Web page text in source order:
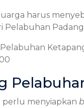
harus
perlu menyiapkan